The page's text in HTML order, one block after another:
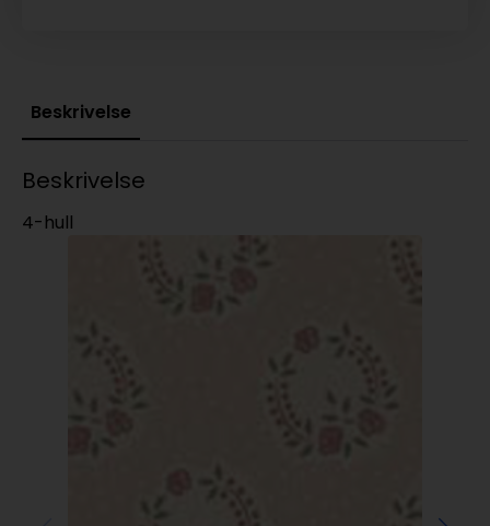
Beskrivelse
Beskrivelse
4-hull